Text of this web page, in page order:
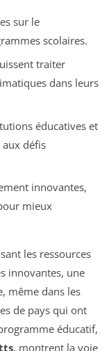
sur le
scolaires.
traiter
dans leurs
éducatives et
défis
innovantes,
mieux
les ressources
innovantes, une
même dans les
de pays qui ont
éducatif,
, montrent la voie